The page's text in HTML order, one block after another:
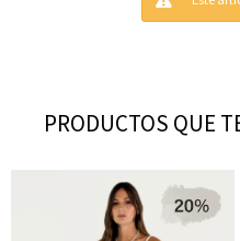
PRODUCTOS QUE